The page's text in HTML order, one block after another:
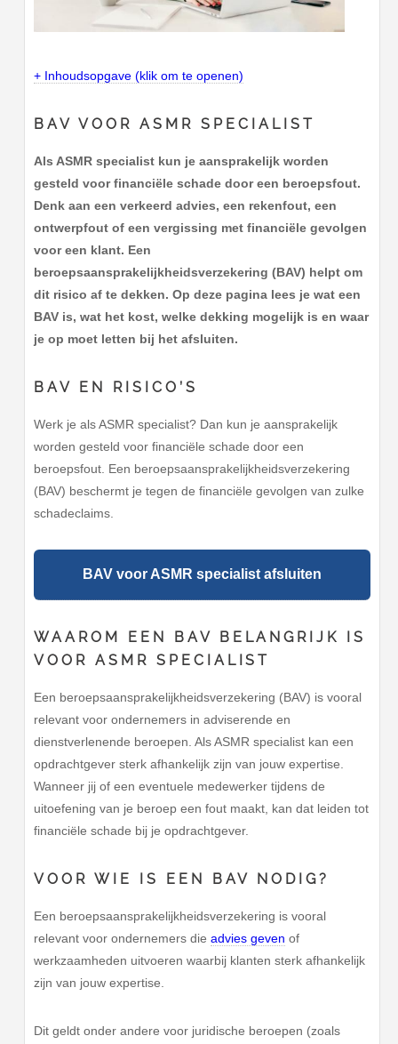
+ Inhoudsopgave (klik om te openen)
BAV VOOR ASMR SPECIALIST
Als ASMR specialist kun je aansprakelijk worden
gesteld voor financiële schade door een beroepsfout.
Denk aan een verkeerd advies, een rekenfout, een
ontwerpfout of een vergissing met financiële gevolgen
voor een klant. Een
beroepsaansprakelijkheidsverzekering (BAV) helpt om
dit risico af te dekken. Op deze pagina lees je wat een
BAV is, wat het kost, welke dekking mogelijk is en waar
je op moet letten bij het afsluiten.
BAV EN RISICO’S
Werk je als ASMR specialist? Dan kun je aansprakelijk
worden gesteld voor financiële schade door een
beroepsfout. Een beroepsaansprakelijkheidsverzekering
(BAV) beschermt je tegen de financiële gevolgen van zulke
schadeclaims.
BAV voor ASMR specialist afsluiten
WAAROM EEN BAV BELANGRIJK IS
VOOR ASMR SPECIALIST
Een beroepsaansprakelijkheidsverzekering (BAV) is vooral
relevant voor ondernemers in adviserende en
dienstverlenende beroepen. Als ASMR specialist kan een
opdrachtgever sterk afhankelijk zijn van jouw expertise.
Wanneer jij of een eventuele medewerker tijdens de
uitoefening van je beroep een fout maakt, kan dat leiden tot
financiële schade bij je opdrachtgever.
VOOR WIE IS EEN BAV NODIG?
Een beroepsaansprakelijkheidsverzekering is vooral
relevant voor ondernemers dieadvies geven of
werkzaamheden uitvoeren waarbij klanten sterk afhankelijk
zijn van jouw expertise.
Dit geldt onder andere voor juridische beroepen (zoals